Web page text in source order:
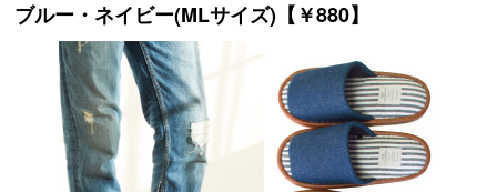
ブルー・ネイビー(MLサイズ)【￥880】